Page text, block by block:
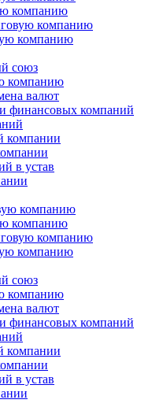
компанию
компанию
компанию
союз
компанию
валют
финансовых компаний
компании
в устав
компанию
компанию
компанию
компанию
союз
компанию
валют
финансовых компаний
компании
в устав